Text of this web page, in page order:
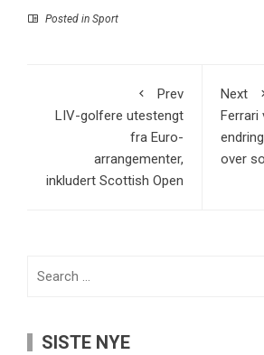
Posted in Sport
Prev
LIV-golfere utestengt
fra Euro-
arrangementer,
inkludert Scottish Open
Next
Ferrari
over
SISTE NYE